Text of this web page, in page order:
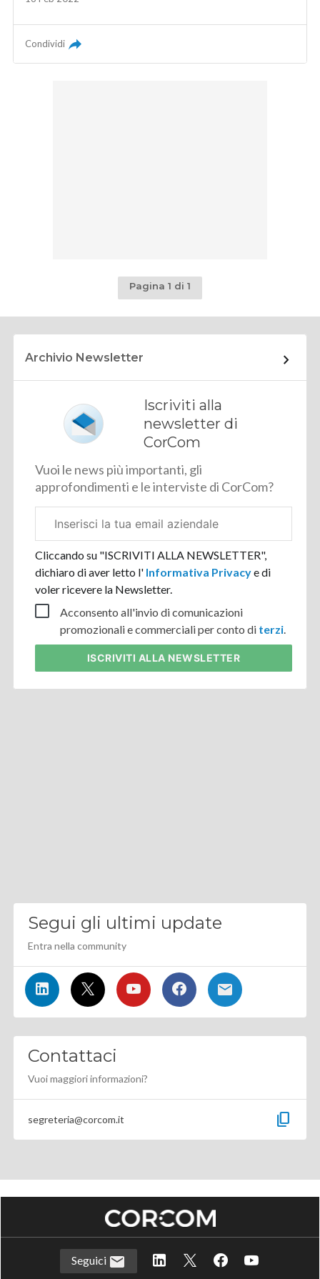
Condividi
Pagina 1 di 1
Archivio Newsletter
Iscriviti alla
newsletter di
CorCom
Vuoi le news più importanti, gli
approfondimenti e le interviste di CorCom?
aziendale
Cliccando su "ISCRIVITI ALLA NEWSLETTER",
dichiaro di aver letto l' Informativa Privacye di
voler ricevere la Newsletter.
Acconsento all'invio di comunicazioni
promozionali e commerciali per conto di terzi.
ISCRIVITI ALLA NEWSLETTER
Segui gli ultimi update
Entra nella community
Contattaci
Vuoi maggiori informazioni?
segreteria@corcom.it content_copy
Seguici